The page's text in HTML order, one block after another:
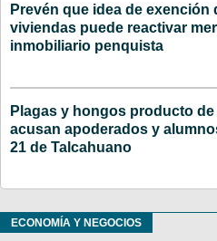
Prevén que idea de exención
viviendas puede reactivar
inmobiliario penquista
Plagas y hongos producto
acusan apoderados y
21 de Talcahuano
ECONOMÍA Y NEGOCIOS